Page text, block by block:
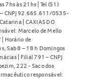
7hs às 21hs | Tel (51)
CNPJ 92.665.611/0535-
| CAXIAS DO
Marcelo de Mello
Horário de
Sab 8 – 18 h Domingos
| Filial 791 – CNPJ
222 - Saco dos
responsável: